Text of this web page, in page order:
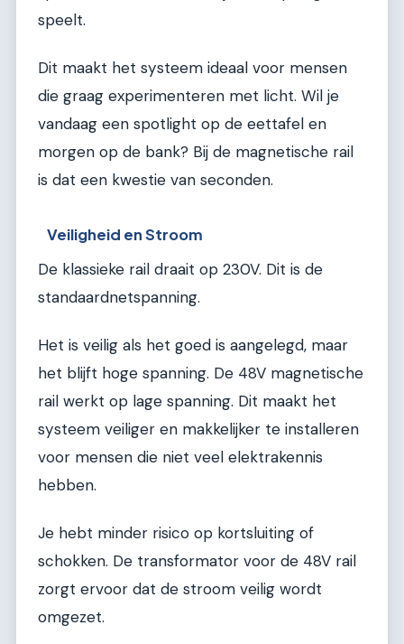
speelt.
Dit maakt het systeem ideaal voor mensen
die graag experimenteren met licht. Wil je
vandaag een spotlight op de eettafel en
morgen op de bank? Bij de magnetische rail
is dat een kwestie van seconden.
Veiligheid en Stroom
De klassieke rail draait op 230V. Dit is de
standaardnetspanning.
Het is veilig als het goed is aangelegd, maar
het blijft hoge spanning. De 48V magnetische
rail werkt op lage spanning. Dit maakt het
systeem veiliger en makkelijker te installeren
voor mensen die niet veel elektrakennis
hebben.
Je hebt minder risico op kortsluiting of
schokken. De transformator voor de 48V rail
zorgt ervoor dat de stroom veilig wordt
omgezet.